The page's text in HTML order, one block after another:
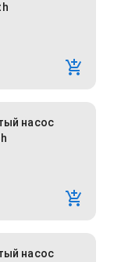
насос
насос